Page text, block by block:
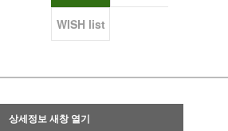
WISH list
상세정보 새창 열기